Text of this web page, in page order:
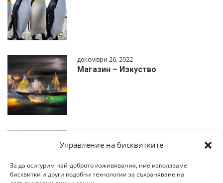
Управление на бисквитките
За да осигурим най-доброто изживявания, ние използваме
бисквитки и други подобни технологии за съхраняване на
декември 26, 2022
Магазин – Изкуство
Магазин – Книги